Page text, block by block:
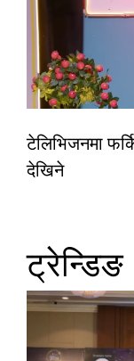
टेलिभिजनमा
देखिने
ट्रेन्डिङ